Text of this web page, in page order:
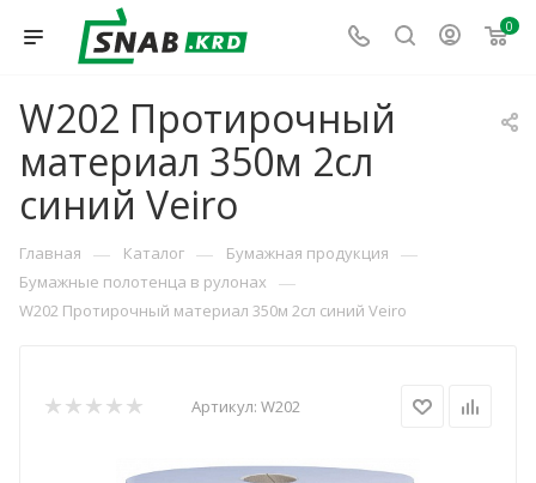
0
W202 Протирочный
материал 350м 2сл
синий Veiro
Главная — Каталог — Бумажная продукция —
Бумажные полотенца в рулонах —
W202 Протирочный материал 350м 2сл синий Veiro
Артикул: W202